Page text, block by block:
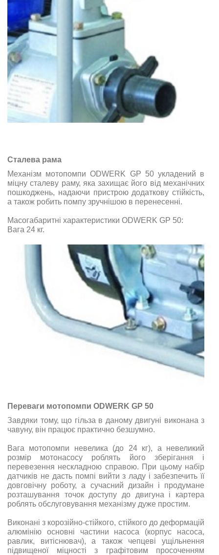
Сталева рама
Механізм мотопомпи ODWERK GP 50 укладений в
міцну сталеву раму, яка захищає його від механічних
пошкоджень, надаючи пристрою додаткову стійкість,
а також робить помпу зручнішою в перенесенні.
Масогабаритні характеристики ODWERK GP 50:
Вага 24 кг.
Переваги мотопомпи ODWERK GP 50
Завдяки тому, що гільза в даному двигуні виконана з
чавуну, він працює практично безшумно.
Вага мотопомпи невелика (до 24 кг), а невеликий
розмір мотонасосу роблять його зберігання і
перевезення нескладною справою. При цьому набір
датчиків не дасть помпі вийти з ладу і забезпечить її
довговічну роботу, а сучасний дизайн і продумане
розташування точок доступу до двигуна і картера
роблять обслуговування механізму дуже простим.
Виконані з корозійно-стійкого, стійкого до деформацій
алюмінію основні частини насоса (корпус насоса,
равлик, витіснювач), а також чепцеві ущільнення
підвищеної міцності з графітовим просоченням